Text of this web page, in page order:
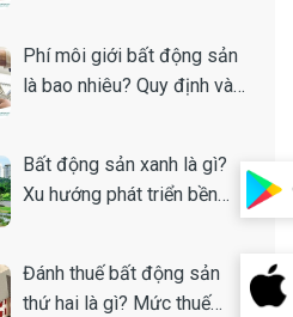
Phí môi giới bất động sản
là bao nhiêu? Quy định và
Bất động sản xanh là gì?
Xu hướng phát triển bền
Đánh thuế bất động sản
thứ hai là gì? Mức thuế